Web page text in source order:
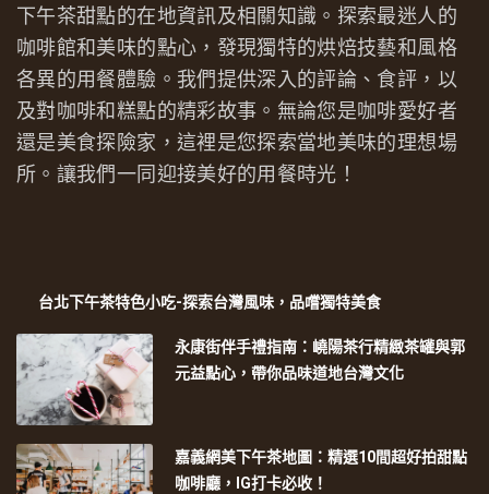
下午茶甜點的在地資訊及相關知識。探索最迷人的
咖啡館和美味的點心，發現獨特的烘焙技藝和風格
各異的用餐體驗。我們提供深入的評論、食評，以
及對咖啡和糕點的精彩故事。無論您是咖啡愛好者
還是美食探險家，這裡是您探索當地美味的理想場
所。讓我們一同迎接美好的用餐時光！
台北下午茶特色小吃-探索台灣風味，品嚐獨特美食
永康街伴手禮指南：嶢陽茶行精緻茶罐與郭
元益點心，帶你品味道地台灣文化
嘉義網美下午茶地圖：精選10間超好拍甜點
咖啡廳，IG打卡必收！